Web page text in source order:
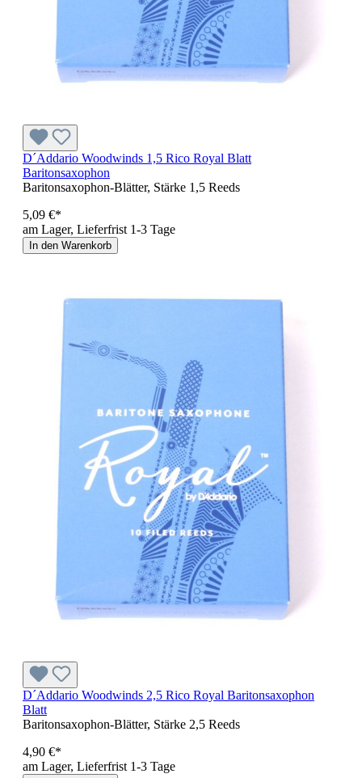
D´Addario Woodwinds 1,5 Rico Royal Blatt
Baritonsaxophon
Baritonsaxophon-Blätter, Stärke 1,5 Reeds
5,09 €*
am Lager, Lieferfrist 1-3 Tage
In den Warenkorb
D´Addario Woodwinds 2,5 Rico Royal Baritonsaxophon
Blatt
Baritonsaxophon-Blätter, Stärke 2,5 Reeds
4,90 €*
am Lager, Lieferfrist 1-3 Tage